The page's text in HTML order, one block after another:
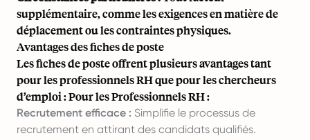
supplémentaire, comme les exigences en matière de
déplacement ou les contraintes physiques.
Avantages des fiches de poste
Les fiches de poste offrent plusieurs avantages tant
pour les professionnels RH que pour les chercheurs
d’emploi : Pour les Professionnels RH :
Recrutement efficace : Simplifie le processus de
recrutement en attirant des candidats qualifiés.